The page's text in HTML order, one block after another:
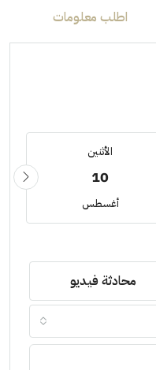
اطلب معلومات
الأثنين
10
أغسطس
محادثة فيديو